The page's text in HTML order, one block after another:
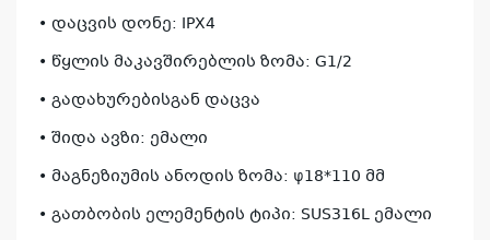
• დაცვის დონე: IPX4
• წყლის მაკავშირებლის ზომა: G1/2
• გადახურებისგან დაცვა
• შიდა ავზი: ემალი
• მაგნეზიუმის ანოდის ზომა: φ18*110 მმ
• გათბობის ელემენტის ტიპი: SUS316L ემალი